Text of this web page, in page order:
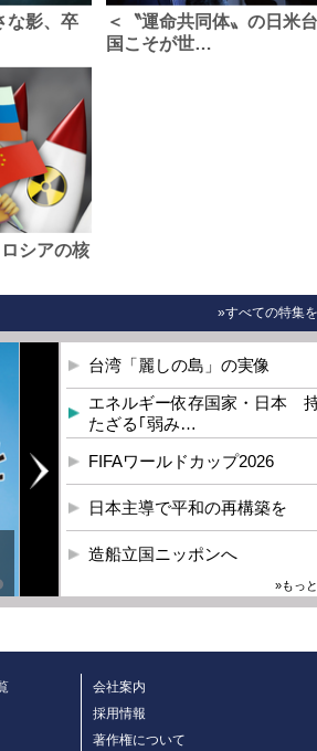
な影、卒
＜〝運命共同体〟の日米
国こそが世…
シアの核
»すべての特集
台湾「麗しの島」の実像
エネルギー依存国家・日本
たざる｢弱み…
FIFAワールドカップ2026
日本主導で平和の再構築を
造船立国ニッポンへ
»もっ
会社案内
採用情報
著作権について